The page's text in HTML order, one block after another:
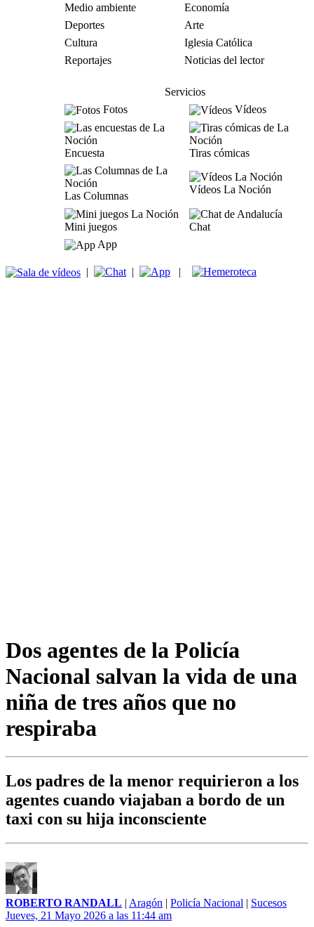
Medio ambiente
Economía
Deportes
Arte
Cultura
Iglesia Católica
Reportajes
Noticias del lector
Servicios
Fotos
Vídeos
Encuesta Tiras cómicas
Las Columnas
Vídeos La Noción
Mini juegos
Chat
App
| | |
Dos agentes de la Policía
Nacional salvan la vida de una
niña de tres años que no
respiraba
Los padres de la menor requirieron a los
agentes cuando viajaban a bordo de un
taxi con su hija inconsciente
ROBERTO RANDALL | Aragón | Policía Nacional | Sucesos
Jueves, 21 Mayo 2026 a las 11:44 am